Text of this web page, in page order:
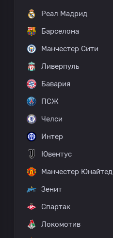
Реал Мадрид
Барселона
Манчестер Сити
Ливерпуль
Бавария
ПСЖ
Челси
Интер
Ювентус
Манчестер Юнайтед
Зенит
Спартак
Локомотив